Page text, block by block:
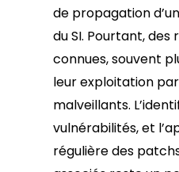
de propagation
du SI. Pourtant,
connues, souvent
leur exploitation
malveillants.
vulnérabilités, et
régulière des